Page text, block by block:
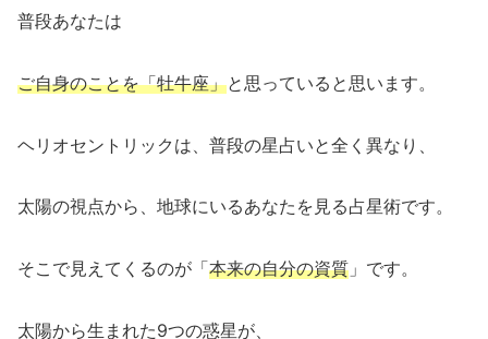
普段あなたは
ご自身のことを「牡牛座」と思っていると思います。
ヘリオセントリックは、普段の星占いと全く異なり、
太陽の視点から、地球にいるあなたを見る占星術です。
そこで見えてくるのが「本来の自分の資質 」です。
太陽から生まれた9つの惑星が、